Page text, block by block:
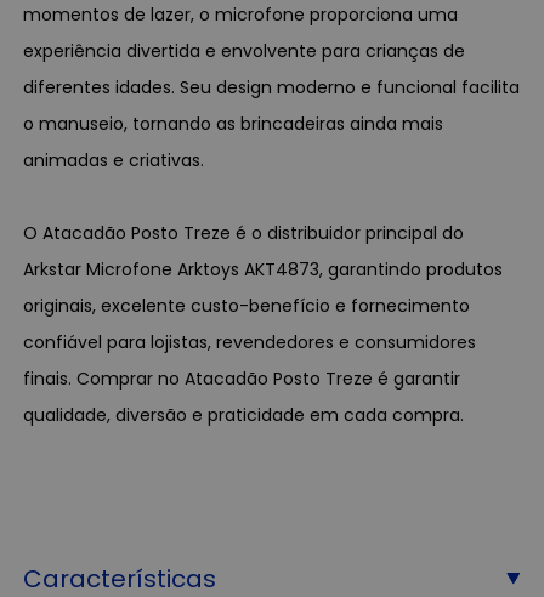
momentos de lazer, o microfone proporciona uma
experiência divertida e envolvente para crianças de
diferentes idades. Seu design moderno e funcional facilita
o manuseio, tornando as brincadeiras ainda mais
animadas e criativas.
O Atacadão Posto Treze é o distribuidor principal do
Arkstar Microfone Arktoys AKT4873, garantindo produtos
originais, excelente custo-benefício e fornecimento
confiável para lojistas, revendedores e consumidores
finais. Comprar no Atacadão Posto Treze é garantir
qualidade, diversão e praticidade em cada compra.
Características